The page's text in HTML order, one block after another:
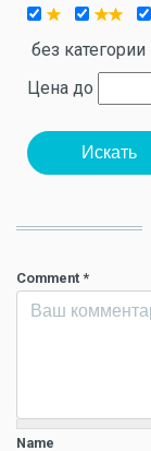
без категории
Цена до
Искать
Comment *
Name